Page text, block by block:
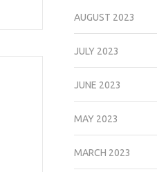
AUGUST 2023
JULY 2023
JUNE 2023
MAY 2023
MARCH 2023